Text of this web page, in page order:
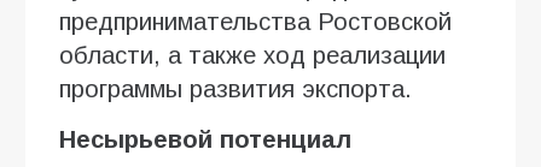
предпринимательства Ростовской
области, а также ход реализации
программы развития экспорта.
Несырьевой потенциал